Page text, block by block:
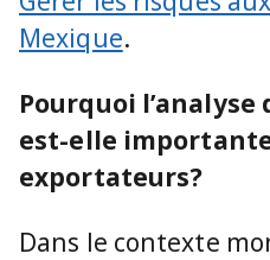
Mexique.
Pourquoi l’analyse
est-elle
exportateurs?
Dans le contexte